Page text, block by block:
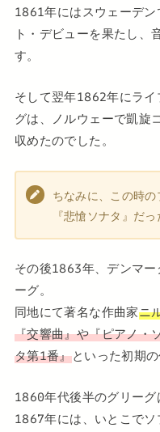
1861年にはスウェーデ
ト・デビューを果たし、
す。
そして翌年1862年にラ
グは、ノルウェーで凱旋
収めたのでした。
ちなみに、この時
『悲愴ソナタ』だっ
その後1863年、デンマ
ーグ。
同地にて著名な作曲家ニ
『交響曲』や『ピアノ・
タ第1番』といった初期
1860年代後半のグリーグ
1867年には、いとこでソ